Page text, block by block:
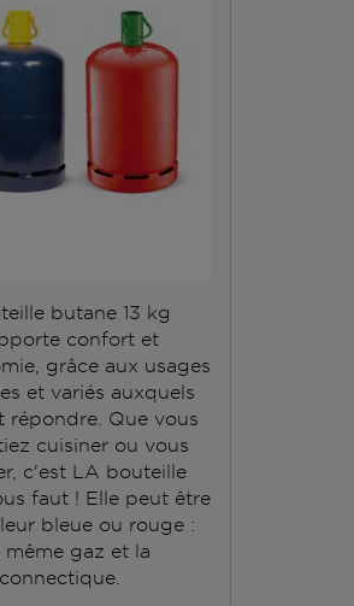
butane 13 kg
confort et
grâce aux usages
et variés auxquels
répondre. Que vous
cuisiner ou vous
c'est LA bouteille
faut ! Elle peut être
bleue ou rouge :
même gaz et la